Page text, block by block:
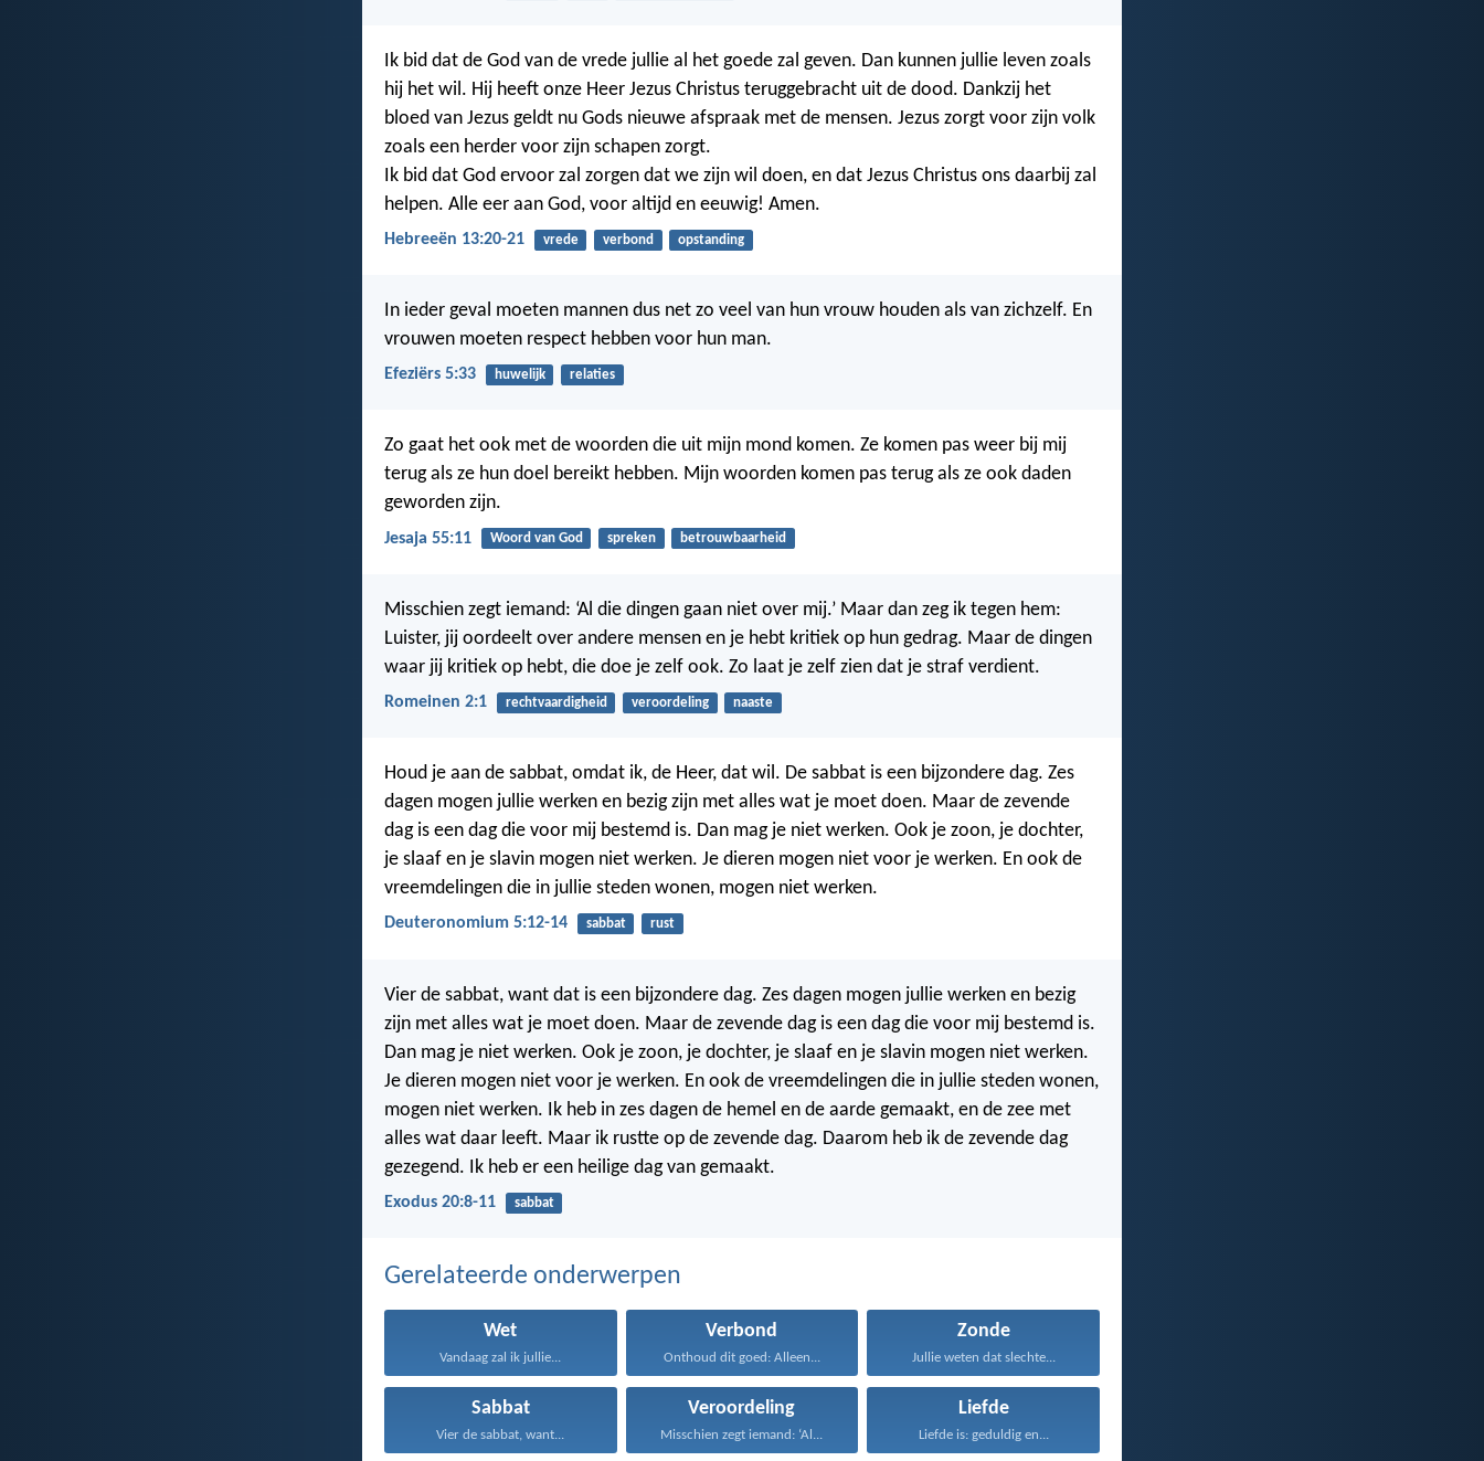
Ik bid dat de God van de vrede jullie al het goede zal geven. Dan kunnen jullie leven zoals
hij het wil. Hij heeft onze Heer Jezus Christus teruggebracht uit de dood. Dankzij het
bloed van Jezus geldt nu Gods nieuwe afspraak met de mensen. Jezus zorgt voor zijn volk
zoals een herder voor zijn schapen zorgt.
Ik bid dat God ervoor zal zorgen dat we zijn wil doen, en dat Jezus Christus ons daarbij zal
helpen. Alle eer aan God, voor altijd en eeuwig! Amen.
Hebreeën 13:20-21 vrede verbond opstanding
In ieder geval moeten mannen dus net zo veel van hun vrouw houden als van zichzelf. En
vrouwen moeten respect hebben voor hun man.
Efeziërs 5:33 huwelijk relaties
Zo gaat het ook met de woorden die uit mijn mond komen. Ze komen pas weer bij mij
terug als ze hun doel bereikt hebben. Mijn woorden komen pas terug als ze ook daden
geworden zijn.
Jesaja 55:11 Woord van God spreken betrouwbaarheid
Misschien zegt iemand: ‘Al die dingen gaan niet over mij.’ Maar dan zeg ik tegen hem:
Luister, jij oordeelt over andere mensen en je hebt kritiek op hun gedrag. Maar de dingen
waar jij kritiek op hebt, die doe je zelf ook. Zo laat je zelf zien dat je straf verdient.
Romeinen 2:1 rechtvaardigheid veroordeling naaste
Houd je aan de sabbat, omdat ik, de Heer, dat wil. De sabbat is een bijzondere dag. Zes
dagen mogen jullie werken en bezig zijn met alles wat je moet doen. Maar de zevende
dag is een dag die voor mij bestemd is. Dan mag je niet werken. Ook je zoon, je dochter,
je slaaf en je slavin mogen niet werken. Je dieren mogen niet voor je werken. En ook de
vreemdelingen die in jullie steden wonen, mogen niet werken.
Deuteronomium 5:12-14 sabbat rust
Vier de sabbat, want dat is een bijzondere dag. Zes dagen mogen jullie werken en bezig
zijn met alles wat je moet doen. Maar de zevende dag is een dag die voor mij bestemd is.
Dan mag je niet werken. Ook je zoon, je dochter, je slaaf en je slavin mogen niet werken.
Je dieren mogen niet voor je werken. En ook de vreemdelingen die in jullie steden wonen,
mogen niet werken. Ik heb in zes dagen de hemel en de aarde gemaakt, en de zee met
alles wat daar leeft. Maar ik rustte op de zevende dag. Daarom heb ik de zevende dag
gezegend. Ik heb er een heilige dag van gemaakt.
Exodus 20:8-11 sabbat
Gerelateerde onderwerpen
Wet
Vandaag zal ik jullie...
Verbond
Onthoud dit goed: Alleen...
Zonde
Jullie weten dat slechte...
Sabbat
Vier de sabbat, want...
Veroordeling
Misschien zegt iemand: ‘Al...
Liefde
Liefde is: geduldig en...